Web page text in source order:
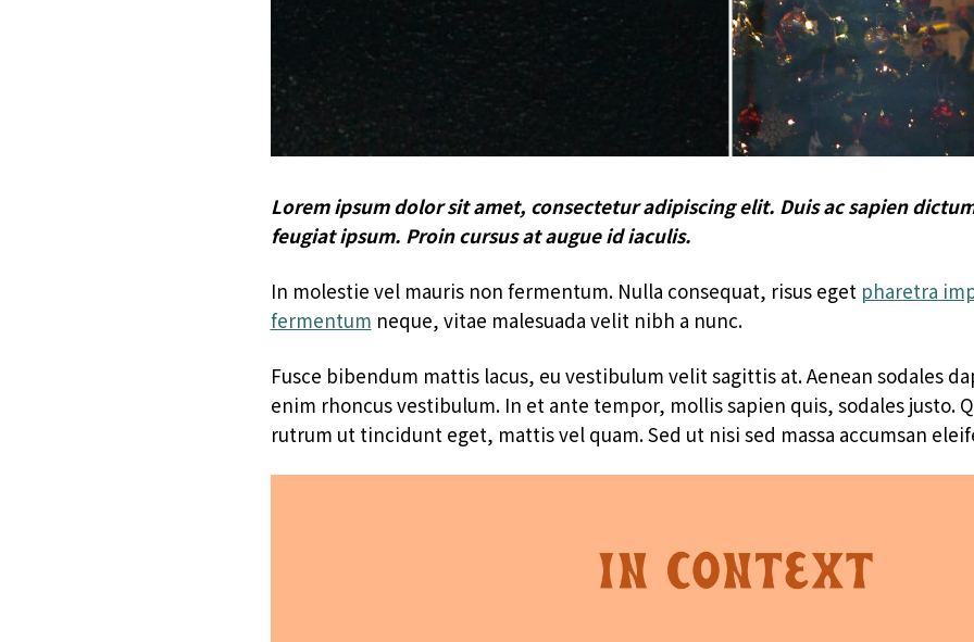
Lorem ipsum dolor sit amet, consectetur adipiscing elit. Duis ac sapien
feugiat ipsum. Proin cursus at augue id iaculis.
In molestie vel mauris non fermentum. Nulla consequat, risus eget pharetra
fermentum neque, vitae malesuada velit nibh a nunc.
Fusce bibendum mattis lacus, eu vestibulum velit sagittis at. Aenean sodales
enim rhoncus vestibulum. In et ante tempor, mollis sapien quis, sodales justo.
rutrum ut tincidunt eget, mattis vel quam. Sed ut nisi sed massa accumsan